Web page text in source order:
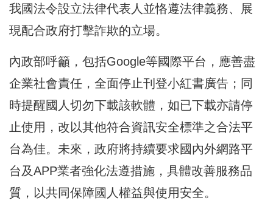
我國法令設立法律代表人並恪遵法律義務、展
現配合政府打擊詐欺的立場。
內政部呼籲，包括Google等國際平台，應善盡
企業社會責任，全面停止刊登小紅書廣告；同
時提醒國人切勿下載該軟體，如已下載亦請停
止使用，改以其他符合資訊安全標準之合法平
台為佳。未來，政府將持續要求國內外網路平
台及APP業者強化法遵措施，具體改善服務品
質，以共同保障國人權益與使用安全。